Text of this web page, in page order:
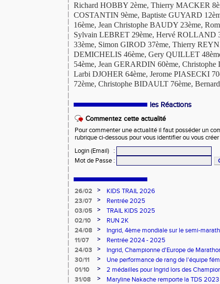
Richard HOBBY 2ème, Thierry MACKER
COSTANTIN 9ème, Baptiste GUYARD
16ème, Jean Christophe BAUDY 23ème,
Sylvain LEBRET 29ème, Hervé ROLLAND
33ème, Simon GIROD 37ème, Thierry
DEMICHELIS 46ème, Gery QUILLET
54ème, Jean GERARDIN 60ème,
Larbi DJOHER 64ème, Jerome PIASECKI
72ème, Christophe BIDAULT 76ème,
les Réactions
Commentez cette actualité
Pour commenter une actualité il faut posséder un
rubrique ci-dessous pour vous identifier ou vous
Login (Email)
:
Mot de Passe :
26/02 >
KIDS TRAIL 2026
23/07
>
Rentrée 2025
03/05
>
TRAIL KIDS 2025
02/10
>
RUN 2K
24/08
>
Ingrid, 4ème mondiale sur le semi-
11/07
>
Rentrée 2024 - 2025
24/03
>
Ingrid, Championne d'Europe de
30/11
>
Une performance de rang de l'équipe
de France d'Ekiden 2024
01/10 >
2 médailles pour Ingrid lors des
31/08
>
Maryline Nakache remporte la TDS 2023